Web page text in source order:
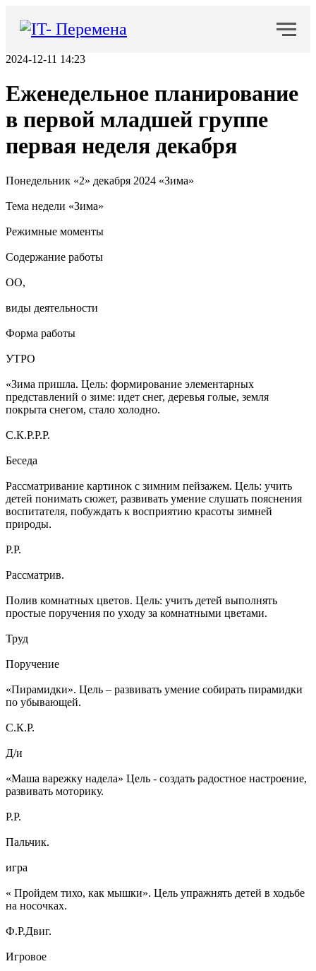
2024-12-11 14:23
Еженедельное планирование
в первой младшей группе
первая неделя декабря
Понедельник «2» декабря 2024 «Зима»
Тема недели «Зима»
Режимные моменты
Содержание работы
ОО,
виды деятельности
Форма работы
УТРО
«Зима пришла. Цель: формирование элементарных
представлений о зиме: идет снег, деревья голые, земля
покрыта снегом, стало холодно.
С.К.Р.Р.Р.
Беседа
Рассматривание картинок с зимним пейзажем. Цель: учить
детей понимать сюжет, развивать умение слушать пояснения
воспитателя, побуждать к восприятию красоты зимней
природы.
Р.Р.
Рассматрив.
Полив комнатных цветов. Цель: учить детей выполнять
простые поручения по уходу за комнатными цветами.
Труд
Поручение
«Пирамидки». Цель – развивать умение собирать пирамидки
по убывающей.
С.К.Р.
Д/и
«Маша варежку надела» Цель - создать радостное настроение,
развивать моторику.
Р.Р.
Пальчик.
игра
« Пройдем тихо, как мышки». Цель упражнять детей в ходьбе
на носочках.
Ф.Р.Двиг.
Игровое